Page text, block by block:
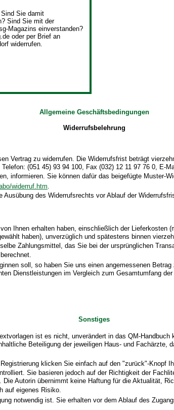
Sie damit
Sind Sie mit der
Magazins einverstanden?
oder per Brief an
widerrufen.
Allgemeine Geschäftsbedingungen
Widerrufsbelehrung
Vertrag zu widerrufen. Die Widerrufsfrist beträgt
(051 45) 93 94 100, Fax (032) 12 11 97 76 0,
informieren. Sie können dafür das beigefügte Muster-
widerruf.htm.
des Widerrufsrechts vor Ablauf der
Ihnen erhalten haben, einschließlich der
haben), unverzüglich und spätestens binnen
Zahlungsmittel, das Sie bei der ursprünglichen
soll, so haben Sie uns einen angemessenen
Dienstleistungen im Vergleich zum Gesamtumfang
Sonstiges
ist es nicht, unverändert in das QM-
Beteiligung der jeweiligen Haus- und
klicken Sie einfach auf den "zurück"-Knopf
Sie basieren jedoch auf der Richtigkeit der
Autorin übernimmt keine Haftung für die Aktualität,
auf eigenes Risiko.
notwendig ist. Sie erhalten vor dem Ablauf des